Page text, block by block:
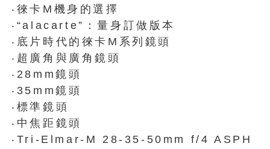
‧徠卡M機身的選擇
‧“alacarte”：量身訂做版本
‧底片時代的徠卡M系列鏡頭
‧超廣角與廣角鏡頭
‧28mm鏡頭
‧35mm鏡頭
‧標準鏡頭
‧中焦距鏡頭
‧Tri-Elmar-M 28-35-50mm f/4 ASPH